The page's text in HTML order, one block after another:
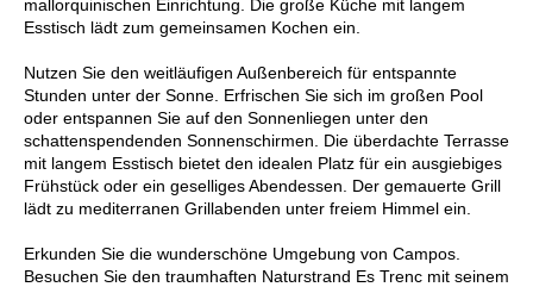
mallorquinischen Einrichtung. Die große Küche mit langem
Esstisch lädt zum gemeinsamen Kochen ein.
Nutzen Sie den weitläufigen Außenbereich für entspannte
Stunden unter der Sonne. Erfrischen Sie sich im großen Pool
oder entspannen Sie auf den Sonnenliegen unter den
schattenspendenden Sonnenschirmen. Die überdachte Terrasse
mit langem Esstisch bietet den idealen Platz für ein ausgiebiges
Frühstück oder ein geselliges Abendessen. Der gemauerte Grill
lädt zu mediterranen Grillabenden unter freiem Himmel ein.
Erkunden Sie die wunderschöne Umgebung von Campos.
Besuchen Sie den traumhaften Naturstrand Es Trenc mit seinem